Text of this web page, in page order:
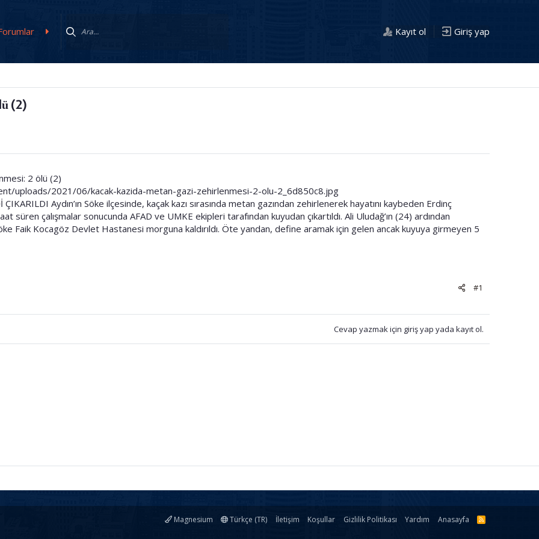
Kayıt ol Giriş yap
(2)
2 ölü (2)
uploads/2021/06/kacak-kazida-metan-gazi-zehirlenmesi-2-olu-2_6d850c8.jpg
ÇIKARILDI Aydın’ın Söke ilçesinde, kaçak kazı sırasında metan gazından zehirlenerek hayatını kaybeden Erdinç
süren çalışmalar sonucunda AFAD ve UMKE ekipleri tarafından kuyudan çıkartıldı. Ali Uludağ’ın (24) ardından
Faik Kocagöz Devlet Hastanesi morguna kaldırıldı. Öte yandan, define aramak için gelen ancak kuyuya girmeyen 5
#1
Cevap yazmak için giriş yap yada kayıt ol.
Magnesium Türkçe (TR) İletişim Koşullar Gizlilik Politikası Yardım Anasayfa
R
S